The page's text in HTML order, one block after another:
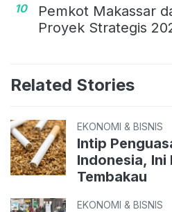
10
Pemkot Makassar
Proyek Strategis
Related Stories
EKONOMI & BISNIS
Intip
Indonesia, Ini
Tembakau
EKONOMI & BISNIS